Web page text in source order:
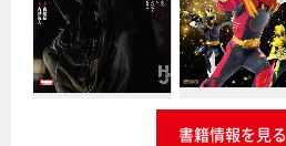
書籍情報を見る